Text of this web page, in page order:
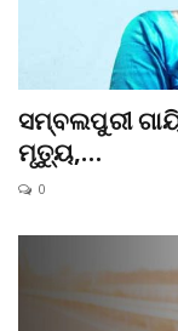
ସମ୍ବଲପୁରୀ
ମୃତ୍ୟୁ,…
0